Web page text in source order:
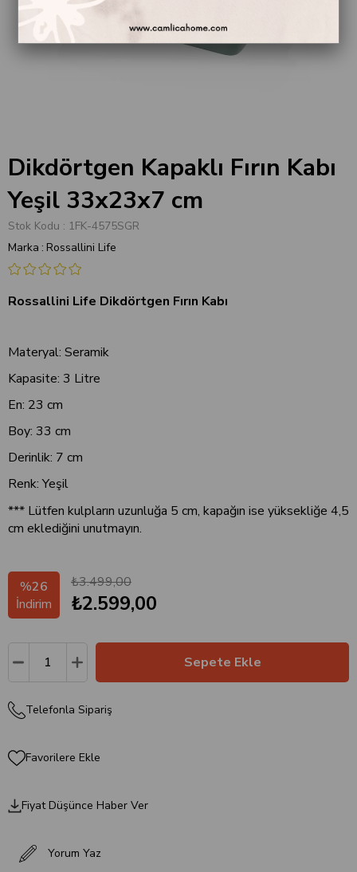
Dikdörtgen Kapaklı Fırın Kabı
Yeşil 33x23x7 cm
Stok Kodu
1FK-4575SGR
Marka : Rossallini Life
Rossallini Life Dikdörtgen Fırın Kabı
Materyal: Seramik
Kapasite: 3 Litre
En: 23 cm
Boy: 33 cm
Derinlik: 7 cm
Renk: Yeşil
*** Lütfen kulpların uzunluğa 5 cm, kapağın ise yüksekliğe 4,5
cm eklediğini unutmayın.
%26
İndirim
₺3.499,00
₺2.599,00
Telefonla Sipariş
Favorilere Ekle
Fiyat Düşünce Haber Ver
Yorum Yaz